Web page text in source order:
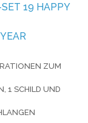
19 HAPPY
ZUM
1 SCHILD UND